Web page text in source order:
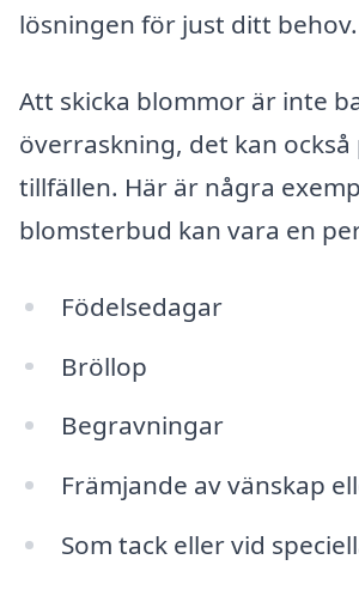
lösningen för just ditt behov.
Att skicka blommor är inte
överraskning, det kan också
tillfällen. Här är några
blomsterbud kan vara en
Födelsedagar
Bröllop
Begravningar
Främjande av vänskap
Som tack eller vid